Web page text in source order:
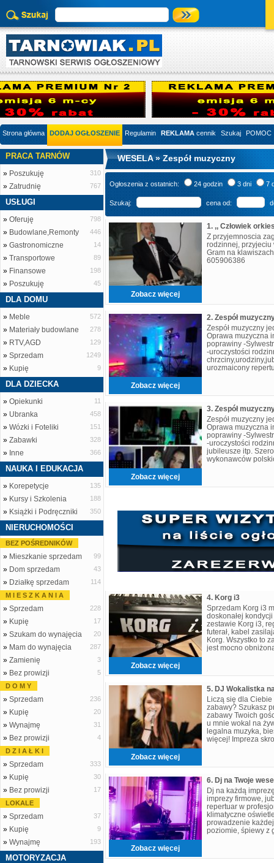
Strona główna DODAJ OGŁOSZENIE Regulamin REKLAMA cennik Szukaj POMOC
PRACA TARNÓW
» Poszukuję 310
» Zatrudnię 767
USŁUGI
» Oferuję 798
» Budowlane,Remonty 446
» Gastronomiczne 14
» Transportowe 89
» Finansowe 198
» Poszukuję 45
DLA DOMU
» Meble 572
» Materiały budowlane 278
» RTV,AGD 129
» Sprzedam 1249
» Kupię 9
DLA DZIECKA
» Opiekunki 11
» Ubranka 458
» Wózki i Foteliki 151
» Zabawki 328
» Inne 366
NAUKA I EDUKACJA
» Korepetycje 135
» Kursy i Szkolenia 188
» Książki i Podręczniki 350
NIERUCHOMOŚCI
BEZ POŚREDNIKÓW
» Mieszkanie sprzedam 99
» Dom sprzedam 43
» Działkę sprzedam
114
M I E S Z K A N I A
» Sprzedam 228
» Kupię 17
» Szukam do wynajęcia 20
» Mam do wynajęcia 287
» Zamienię 3
» Bez prowizji
5
D O M Y
» Sprzedam 236
» Kupię 20
» Wynajmę 31
» Bez prowizji
4
D Z I A Ł K I
» Sprzedam 333
» Kupię 30
» Bez prowizji
17
LOKALE
» Sprzedam 37
» Kupię 9
» Wynajmę 193
MOTORYZACJA
WESELA » Zespół muzyczny
Ogłoszenia z ostatnich: 24 godzin 3 dni 7
Szukaj: cena od:
Zobacz więcej
1. ,, Człowiek
Z przyjemnoscia
rodzinnej, przyjeciu
Gram na
605906386
Zobacz więcej
Zespół muzyczny
Oprawa muzyczna
poprawiny -
-uroczystości
urozmaicony
Zobacz więcej
Zespół muzyczny
Oprawa muzyczna
poprawiny -
-uroczystości
jubileusze itp.
wykonawców
Zobacz więcej
4. Korg i3
Sprzedam Korg i3
doskonałej
zestawie Korg i3,
futerał, kabel
Korg. Wszystko to
jest mocno
Zobacz więcej
Liczą się dla
zabawy? Szukasz
zabawy Twoich
u mnie wokal na
legalna muzyka,
więcej! Impreza
Zobacz więcej
6. Dj na Twoje
Dj na każdą
imprezy firmowe,
repertuar w
klimatyczne
prowadzenie
poziomie, śpiewy z